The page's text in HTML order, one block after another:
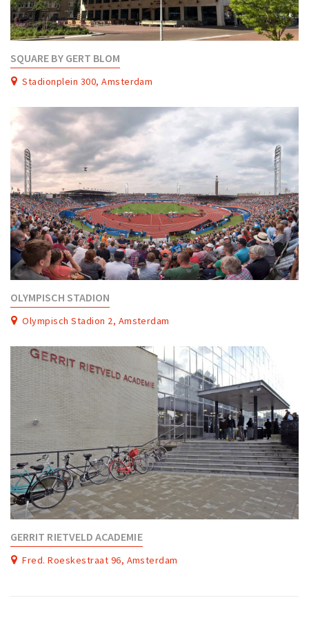
SQUARE BY GERT BLOM
Stadionplein 300, Amsterdam
OLYMPISCH STADION
Olympisch Stadion 2, Amsterdam
GERRIT RIETVELD ACADEMIE
Fred. Roeskestraat 96, Amsterdam